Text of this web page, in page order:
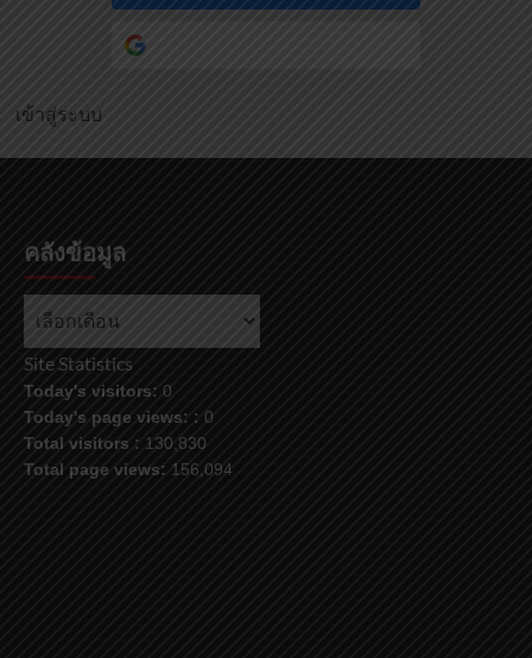
เข้าสู่ระบบ
คลังข้อมูล
คลัง
Site Statistics
Today's visitors: 0
Today's page views: : 0
Total visitors : 130,830
Total page views: 156,094